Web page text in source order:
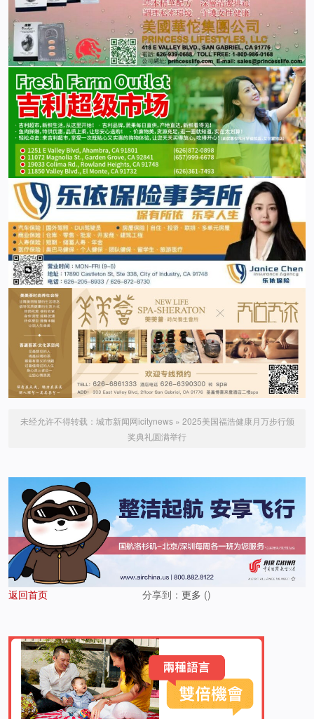
未经允许不得转载： 城市新闻网icitynews» 2025美国福浩健康月万步行颁
奖典礼圆满举行
返回首页 分享到： 更多 ()